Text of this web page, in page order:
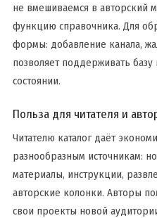
не вмешиваемся в авторский
функцию справочника. Для
формы: добавление канала,
позволяет поддерживать
состоянии.
Польза для читателя и
Читателю каталог даёт
разнообразным источникам:
материалы, инструкции,
авторские колонки. Авторы
свои проекты новой